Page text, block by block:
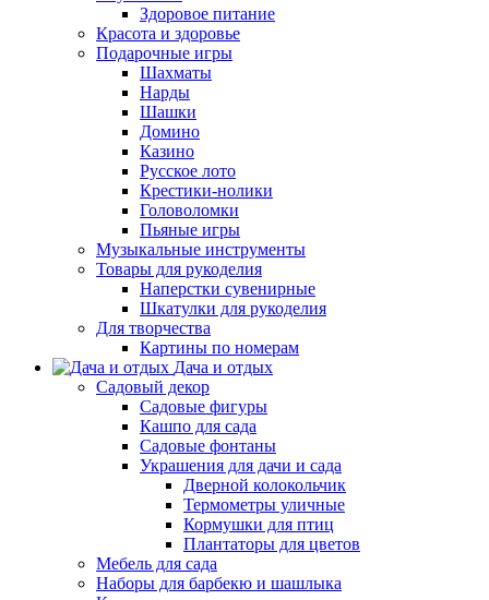
Здоровое питание
Красота и здоровье
Подарочные игры
Шахматы
Нарды
Шашки
Домино
Казино
Русское лото
Крестики-нолики
Головоломки
Пьяные игры
Музыкальные инструменты
Товары для рукоделия
Наперстки сувенирные
Шкатулки для рукоделия
Для творчества
Картины по номерам
Дача и отдых
Садовый декор
Садовые фигуры
Кашпо для сада
Садовые фонтаны
Украшения для дачи и сада
Дверной колокольчик
Термометры уличные
Кормушки для птиц
Плантаторы для цветов
Мебель для сада
Наборы для барбекю и шашлыка